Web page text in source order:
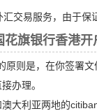
汇交易服务，由于保
花旗银行香港开
原则是，在你签署
办理。
大利亚两地的